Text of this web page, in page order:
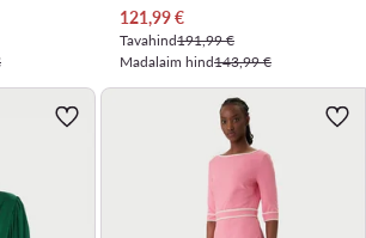
Praegune hind
121,99€
Tavahind191,99 €
Madalaim hind143,99 €